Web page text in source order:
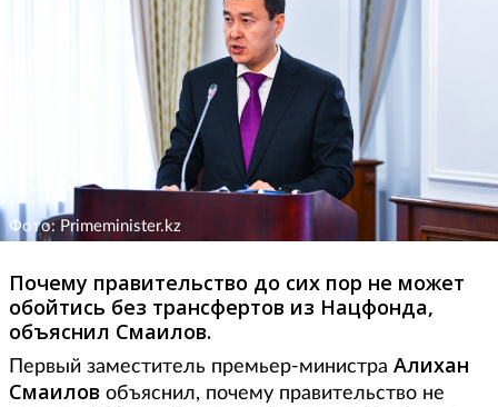
Фото: Primeminister.kz
Почему правительство до сих пор не может
обойтись без трансфертов из Нацфонда,
объяснил Смаилов.
Первый заместитель премьер-министра Алихан
Смаилов объяснил, почему правительство не